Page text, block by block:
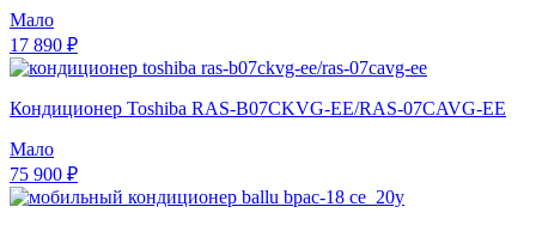
Мало
17 890 ₽
Кондиционер Toshiba RAS-B07CKVG-EE/RAS-07CAVG-EE
Мало
75 900 ₽